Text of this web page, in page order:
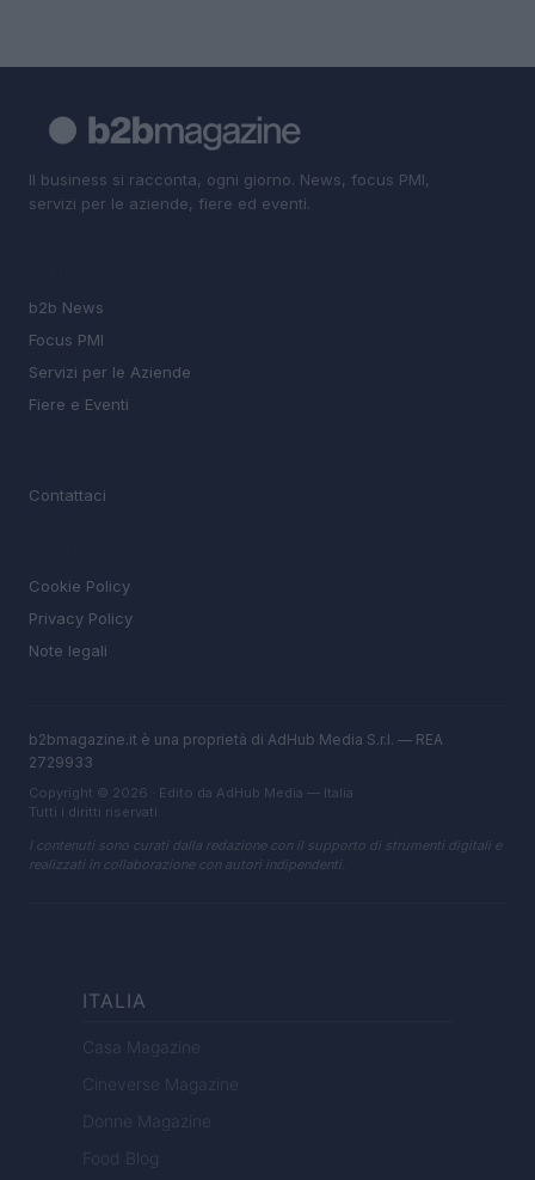
Il business si racconta, ogni giorno. News, focus PMI,
servizi per le aziende, fiere ed eventi.
b2b News
Focus PMI
Servizi per le Aziende
Fiere e Eventi
Contattaci
Cookie Policy
Privacy Policy
Note legali
b2bmagazine.it è una proprietà di AdHub Media S.r.l. — REA
2729933
Copyright © 2026 · Edito da AdHub Media — Italia
Tutti i diritti riservati
I contenuti sono curati dalla redazione con il supporto di strumenti digitali e
realizzati in collaborazione con autori indipendenti.
ITALIA
Casa Magazine
Cineverse Magazine
Donne Magazine
Food Blog